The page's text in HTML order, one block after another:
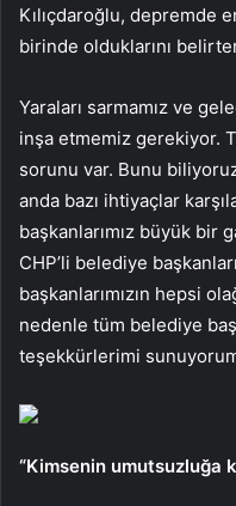
Kılıçdaroğlu, depremde
birinde olduklarını
Yaraları sarmamız ve
inşa etmemiz gerekiyor.
sorunu var. Bunu
anda bazı ihtiyaçlar
başkanlarımız büyük bir
CHP’li belediye
başkanlarımızın hepsi
nedenle tüm belediye
teşekkürlerimi
“Kimsenin umutsuzluğa